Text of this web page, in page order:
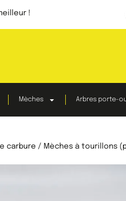
!
Mèches Arbres porte-
carbure / Mèches à tourillons